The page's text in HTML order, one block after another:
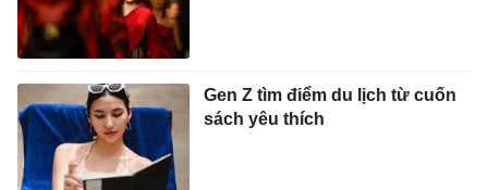
Gen Z tìm điểm du lịch từ cuốn
sách yêu thích